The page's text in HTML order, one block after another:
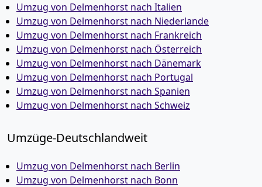
Umzug von Delmenhorst nach Italien
Umzug von Delmenhorst nach Niederlande
Umzug von Delmenhorst nach Frankreich
Umzug von Delmenhorst nach Österreich
Umzug von Delmenhorst nach Dänemark
Umzug von Delmenhorst nach Portugal
Umzug von Delmenhorst nach Spanien
Umzug von Delmenhorst nach Schweiz
Umzüge-Deutschlandweit
Umzug von Delmenhorst nach Berlin
Umzug von Delmenhorst nach Bonn